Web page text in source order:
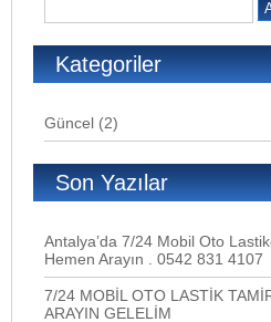
Kategoriler
Güncel (2)
Son Yazılar
Antalya’da 7/24 Mobil Oto
Hemen Arayın . 0542 831 4107
7/24 MOBİL OTO LASTİK
ARAYIN GELELİM